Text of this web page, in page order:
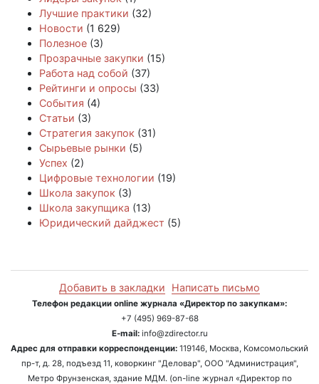
Лучшие практики (32)
Новости (1 629)
Полезное (3)
Прозрачные закупки (15)
Работа над собой (37)
Рейтинги и опросы (33)
События (4)
Статьи (3)
Стратегия закупок (31)
Сырьевые рынки (5)
Успех (2)
Цифровые технологии (19)
Школа закупок (3)
Школа закупщика (13)
Юридический дайджест (5)
Добавить в закладки Написать письмо
Телефон редакции online журнала «Директор по закупкам»:
+7 (495) 969-87-68
E-mail:info@zdirector.ru
Адрес для отправки корреспонденции: 119146, Москва, Комсомольский
пр-т, д. 28, подъезд 11, коворкинг "Деловар", ООО "Администрация",
Метро Фрунзенская, здание МДМ. (on-line журнал «Директор по